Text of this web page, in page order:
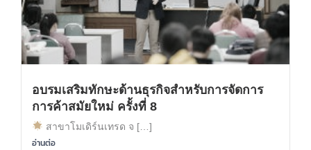
อบรมเสริมทักษะด้านธุรกิจสำหรับการจัดการ
การค้าสมัยใหม่ ครั้งที่ 8
สาขาโมเดิร์นเทรด จ […]
อ่านต่อ